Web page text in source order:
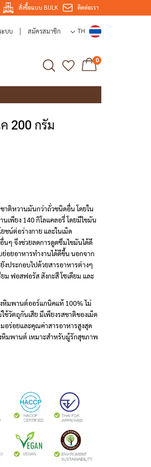
สั่งซื้อแบบ BULK ติดต่อเรา
ะบบ สมัครสมาชิก TH
0
200 กรัม
าติหวานมันกว่าถั่วชนิดอื่น โดยใน
เพียง 140 กิโลแคลอรี่ โดยมีไขมัน
ชน์ต่อร่างกาย และในเม็ด
นๆ จึงช่วยลดการดูดซึมไขมันได้ดี
ย่อยอาหารทำงานได้ดีขึ้น นอกจาก
ประกอบไปด้วยสารอาหารต่างๆ
ม ฟอสฟอรัส สังกะสี โซเดียม และ
หิมพานต์ออร์แกนิคแท้ 100% ไม่
ช้วัตถุกันเสีย มีเพียงรสชาติของเม็ด
ร่อยและคุณค่าสารอาหารสูงสุด
มพานต์ เหมาะสำหรับผู้รักสุขภาพ